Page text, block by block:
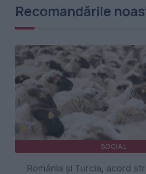
Recomandările
SOCIAL
România și Turcia, acord